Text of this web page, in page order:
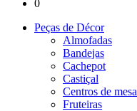
0
Peças de Décor
Almofadas
Bandejas
Cachepot
Castiçal
Centros de mesa
Fruteiras